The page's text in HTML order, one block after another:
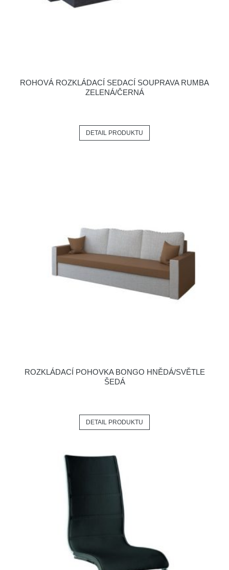
ROHOVÁ ROZKLÁDACÍ SEDACÍ SOUPRAVA RUMBA
ZELENÁ/ČERNÁ
DETAIL PRODUKTU
ROZKLÁDACÍ POHOVKA BONGO HNĚDÁ/SVĚTLE
ŠEDÁ
DETAIL PRODUKTU